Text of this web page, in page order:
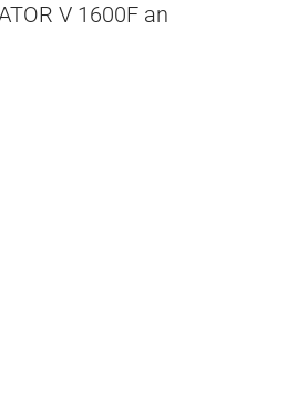
V 1600F an